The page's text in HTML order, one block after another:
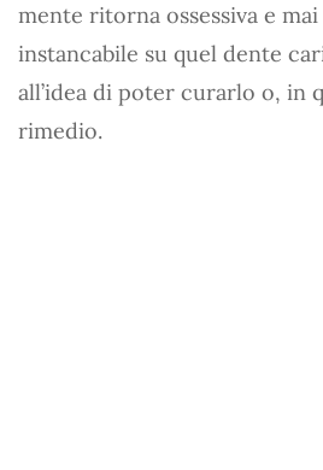
mente ritorna ossessiva e
instancabile su quel dente
all’idea di poter curarlo o, in
rimedio.